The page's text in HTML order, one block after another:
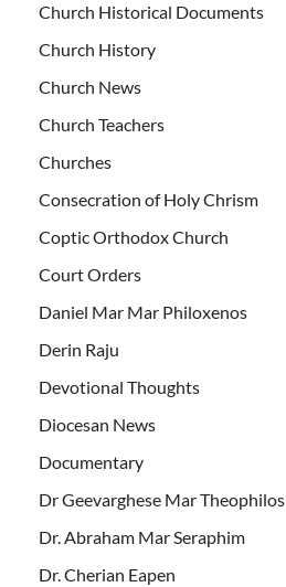
Church Historical Documents
Church History
Church News
Church Teachers
Churches
Consecration of Holy Chrism
Coptic Orthodox Church
Court Orders
Daniel Mar Mar Philoxenos
Derin Raju
Devotional Thoughts
Diocesan News
Documentary
Dr Geevarghese Mar Theophilos
Dr. Abraham Mar Seraphim
Dr. Cherian Eapen